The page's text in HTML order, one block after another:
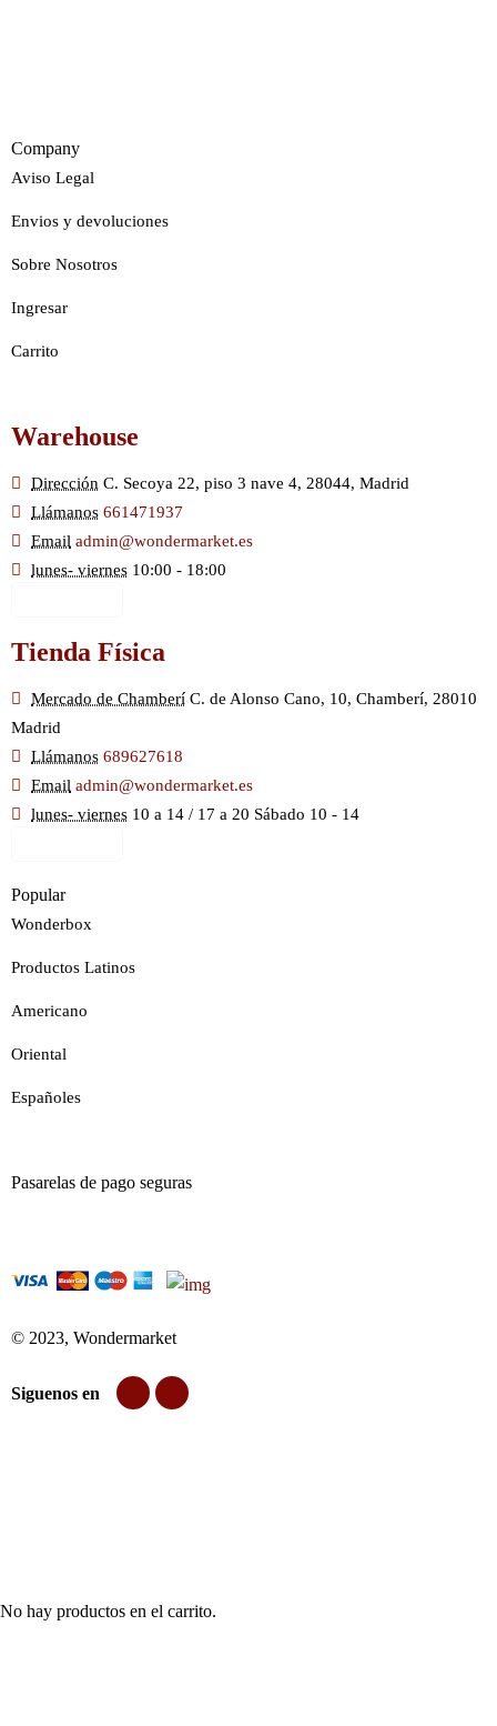
Company
Aviso Legal
Envios y devoluciones
Sobre Nosotros
Ingresar
Carrito
Warehouse
Dirección C. Secoya 22, piso 3 nave 4, 28044, Madrid
Llámanos 661471937
Email admin@wondermarket.es
lunes- viernes 10:00 - 18:00
Tienda Física
Mercado de Chamberí C. de Alonso Cano, 10, Chamberí, 28010
Madrid
Llámanos 689627618
Email admin@wondermarket.es
lunes- viernes 10 a 14 / 17 a 20 Sábado 10 - 14
Popular
Wonderbox
Productos Latinos
Americano
Oriental
Españoles
Pasarelas de pago seguras
© 2023, Wondermarket
Siguenos en
No hay productos en el carrito.